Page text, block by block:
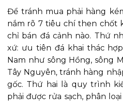
Để tránh mua phải hàng
nắm rõ 7 tiêu chí then chốt
chỉ bán đá cảnh nào. Thứ
xứ: ưu tiên đá khai thác
Nam như sông Hồng, sông
Tây Nguyên, tránh hàng
gốc. Thứ hai là quy trình
phải được rửa sạch, phân